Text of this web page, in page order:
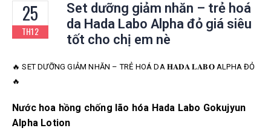
25
TH12
Set dưỡng giảm nhăn – trẻ hoá
da Hada Labo Alpha đỏ giá siêu
tốt cho chị em nè
🔥 SET DƯỠNG GIẢM NHĂN – TRẺ HOÁ DA 𝐇𝐀𝐃𝐀 𝐋𝐀𝐁𝐎 ALPHA ĐỎ
🔥
Nước hoa hồng chống lão hóa Hada Labo Gokujyun
Alpha Lotion